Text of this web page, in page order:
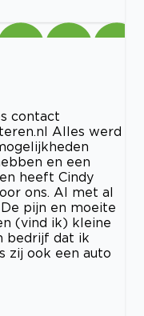
contact
Alles werd
en een
heeft Cindy
ons. Al met al
pijn en moeite
(vind ik) kleine
bedrijf dat ik
zij ook een auto